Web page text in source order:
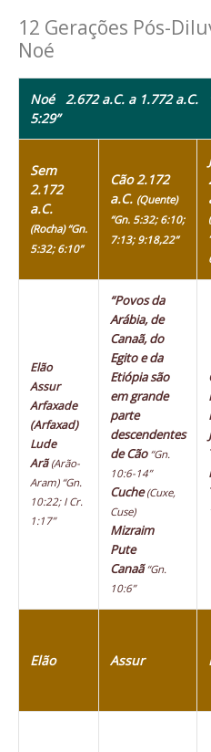
12 Gerações Pós-
Noé
Noé 2.672 a.C. a 1.772 a.C.
5:29”
Sem
2.172
a.C.
(Rocha) “Gn.
5:32; 6:10”
Cão 2.172
a.C. (Quente)
“Gn. 5:32; 6:10;
7:13; 9:18,22”
Elão
Assur
Arfaxade
(Arfaxad)
Lude
Arã (Arão-
Aram) “Gn.
10:22; I Cr.
1:17”
“Povos da
Arábia, de
Canaã, do
Egito e da
Etiópia são
em grande
parte
descendentes
de Cão “Gn.
10:6-14”
Cuche(Cuxe,
Cuse)
Mizraim
Pute
Canaã“Gn.
10:6”
Elão Assur